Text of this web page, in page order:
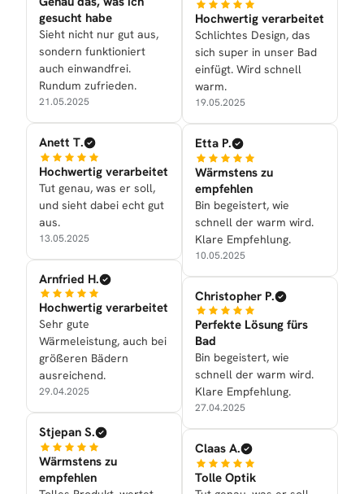
gesucht habe
Sieht nicht nur gut aus,
sondern funktioniert
auch einwandfrei.
Rundum zufrieden.
21.05.2025
Anett T.
Hochwertig verarbeitet
Tut genau, was er soll,
und sieht dabei echt gut
aus.
13.05.2025
Arnfried H.
Hochwertig verarbeitet
Sehr gute
Wärmeleistung, auch bei
größeren Bädern
ausreichend.
29.04.2025
Stjepan S.
Wärmstens zu
empfehlen
Hochwertig verarbeitet
Schlichtes Design, das
sich super in unser Bad
einfügt. Wird schnell
warm.
19.05.2025
Etta P.
Wärmstens zu
empfehlen
Bin begeistert, wie
schnell der warm wird.
Klare Empfehlung.
10.05.2025
Christopher P.
Perfekte Lösung fürs
Bad
Bin begeistert, wie
schnell der warm wird.
Klare Empfehlung.
27.04.2025
Claas A.
Tolle Optik